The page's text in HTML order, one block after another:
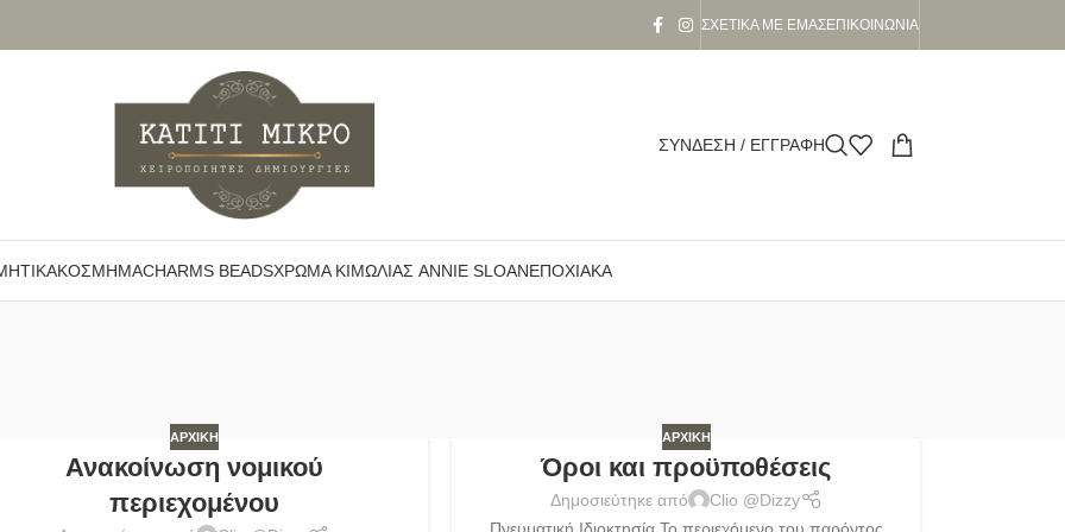
ΣΧΕΤΙΚΆ ΜΕ ΕΜΆΣΕΠΙΚΟΙΝΩΝΊΑ
ΣΎΝΔΕΣΗ / ΕΓΓΡΑΦΉ
ΚΌΣΜΗΜΑCHARMS BEADSΧΡΏΜΑ ΚΙΜΩΛΊΑΣ ANNIE SLOANΕΠΟΧΙΑΚΆ
ΑΡΧΙΚΉ
Ανακοίνωση νομικού
περιεχομένου
ΑΡΧΙΚΉ
Όροι και προϋποθέσεις
Δημοσιεύτηκε από
Clio @Dizzy
Πνευματική Ιδιοκτησία Το περιεχόμενο του παρόντος